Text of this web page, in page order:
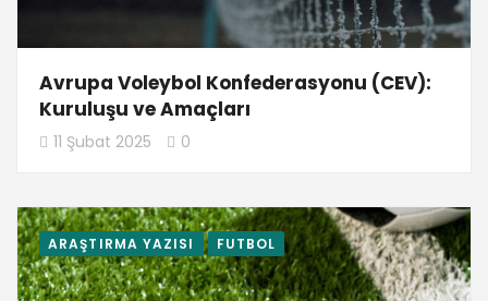
Avrupa Voleybol Konfederasyonu (CEV):
Kuruluşu ve Amaçları
11 Şubat 2025 0
ARAŞTIRMA YAZISI FUTBOL